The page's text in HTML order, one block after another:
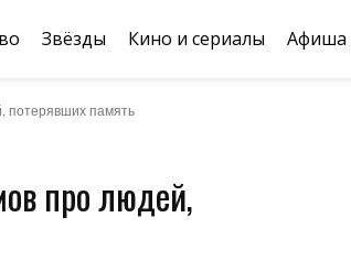
Звёзды Кино и сериалы Афиша
потерявших память
про людей,